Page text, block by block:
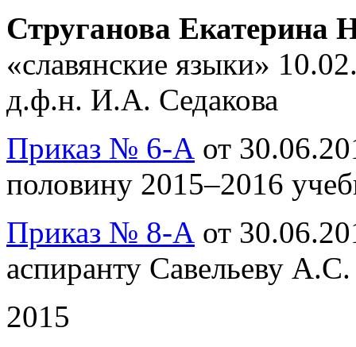
Струганова Екатерина
«славянские языки»
д.ф.н. И.А. Седакова
Приказ № 6-А от
половину 2015–2016
Приказ № 8-А от
аспиранту Савельеву А.С.
2015